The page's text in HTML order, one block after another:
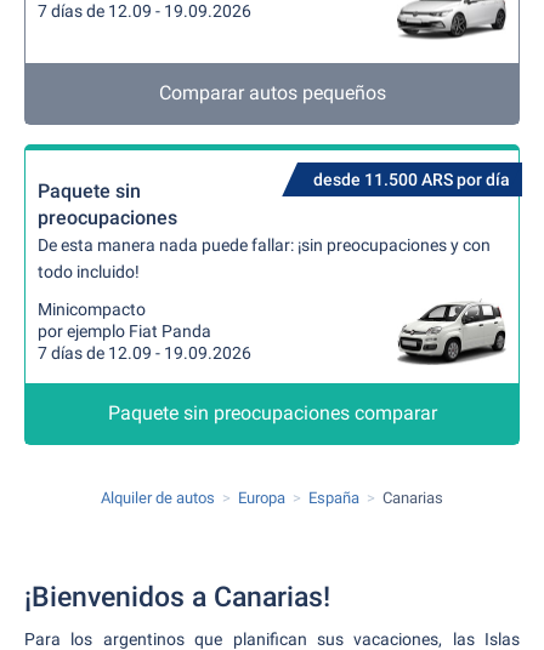
7 días de 12.09 - 19.09.2026
Comparar autos pequeños
desde 11.500 ARS por día
Paquete sin
preocupaciones
De esta manera nada puede fallar: ¡sin preocupaciones y con
todo incluido!
Minicompacto
por ejemplo Fiat Panda
7 días de 12.09 - 19.09.2026
Paquete sin preocupaciones comparar
Alquiler de autos Europa España Canarias
¡Bienvenidos a Canarias!
Para los argentinos que planifican sus vacaciones, las Islas